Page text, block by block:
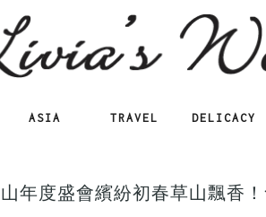
ASIA TRAVEL DELICACY
年度盛會繽紛初春草山飄香